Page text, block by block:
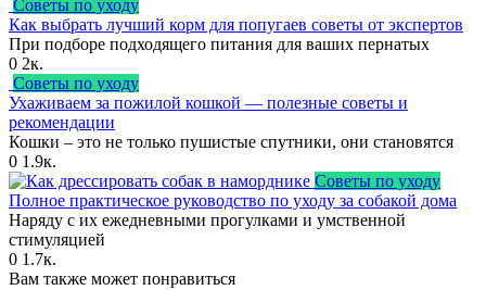
Советы по уходу
Как выбрать лучший корм для попугаев советы от экспертов
При подборе подходящего питания для ваших пернатых
0 2к.
Советы по уходу
Ухаживаем за пожилой кошкой — полезные советы и
рекомендации
Кошки – это не только пушистые спутники, они становятся
0 1.9к.
Советы по уходу
Полное практическое руководство по уходу за собакой дома
Наряду с их ежедневными прогулками и умственной
стимуляцией
0 1.7к.
Вам также может понравиться